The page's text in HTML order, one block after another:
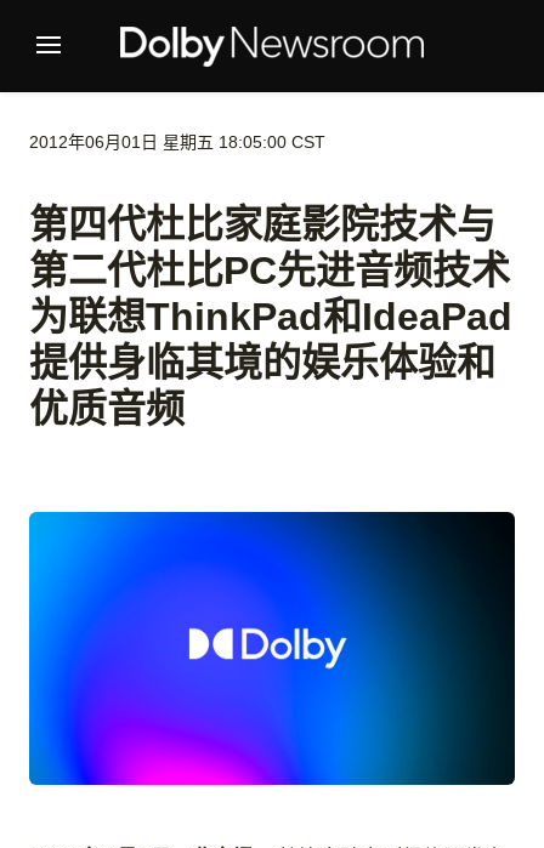
2012年06月01日 星期五 18:05:00 CST
第四代杜比家庭影院技术与
第二代杜比PC先进音频技术
为联想ThinkPad和IdeaPad
提供身临其境的娱乐体验和
优质音频